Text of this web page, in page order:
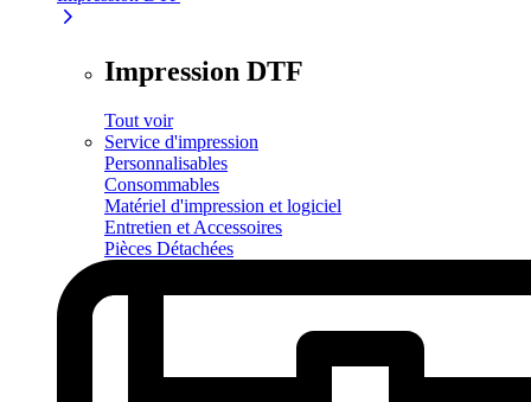
Impression DTF
Tout voir
Service d'impression
Personnalisables
Consommables
Matériel d'impression et logiciel
Entretien et Accessoires
Pièces Détachées